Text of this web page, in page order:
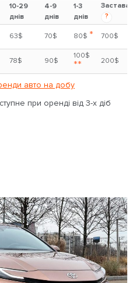
10-29
днів
4-9
днів
1-3
днів
Застава
?
63$ 70$ 80$ * 700$
78$ 90$
100$
** 200$
авто на добу
при оренді від 3-х діб